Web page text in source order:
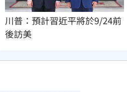
川普：預計習近平將於9/24前
後訪美